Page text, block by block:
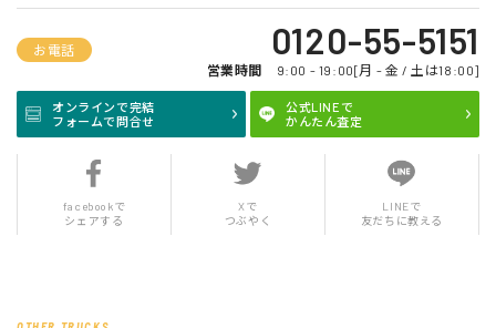
お電話 0120-55-5151
営業時間 9:00 - 19:00[月 - 金 / 土は18:00]
オンラインで完結
フォームで問合せ
公式LINEで
かんたん査定
facebookで
シェアする
Xで
つぶやく
LINEで
友だちに教える